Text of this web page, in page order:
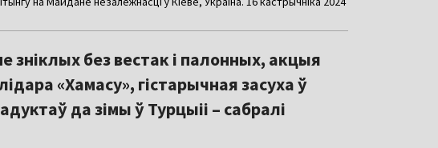
зніклых без вестак і палонных, акцыя
«‎Хамасу», гістарычная засуха ў
да зімы ў Турцыіі – сабралі